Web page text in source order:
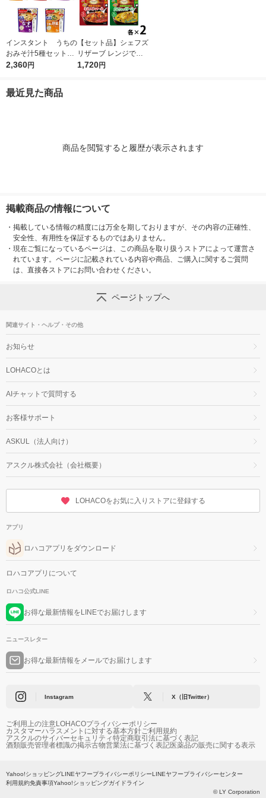
インスタント うちの
おみそ汁5種セット
1箱(25食入) アマノ
2,360円
【セット品】シェフズ
リザーブ レンジでお
いしいごちそうスープ
1,720円
最近見た商品
商品を閲覧すると履歴が表示されます
掲載商品の情報について
・ 掲載している情報の精度には万全を期しておりますが、その内容の正確性、
安全性、有用性を保証するものではありません。
・ 現在ご覧になっているページは、この商品を取り扱うストアによって運営さ
れています。ページに記載されている内容や商品、ご購入に関するご質問
は、直接各ストアにお問い合わせください。
ページトップへ
関連サイト・ヘルプ・その他
お知らせ
LOHACOとは
AIチャットで質問する
お客様サポート
ASKUL（法人向け）
アスクル株式会社（会社概要）
LOHACOをお気に入りストアに登録する
アプリ
ロハコアプリをダウンロード
ロハコアプリについて
ロハコ公式LINE
お得な最新情報をLINEでお届けします
ニュースレター
お得な最新情報をメールでお届けします
Instagram X（旧Twitter）
ご利用上の注意LOHACOプライバシーポリシー
カスタマーハラスメントに対する基本方針ご利用規約
アスクルのサイバーセキュリティ特定商取引法に基づく表記
酒類販売管理者標識の掲示古物営業法に基づく表記医薬品の販売に関する表示
Yahoo!ショッピングLINEヤフープライバシーポリシーLINEヤフープライバシーセンター
利用規約免責事項Yahoo!ショッピングガイドライン
© LY Corporation